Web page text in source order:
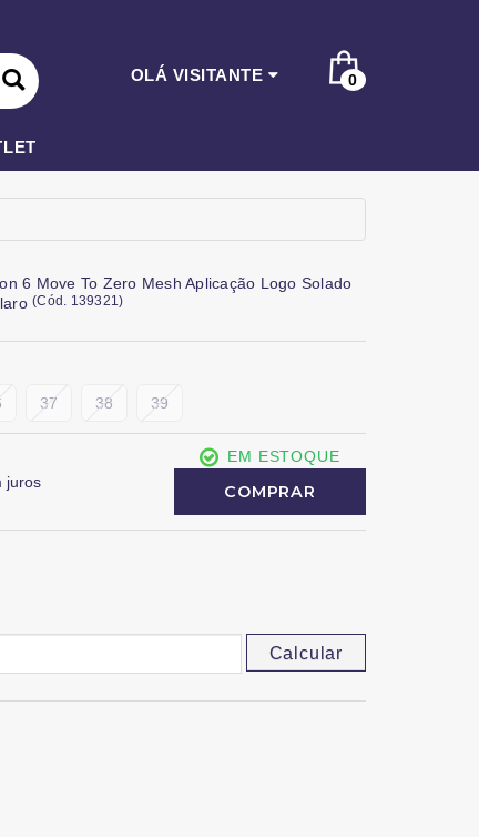
OLÁ VISITANTE 0
6 Move To Zero Mesh Aplicação Logo Solado
(Cód. 139321)
37 38 39
juros
EM ESTOQUE
COMPRAR
Calcular